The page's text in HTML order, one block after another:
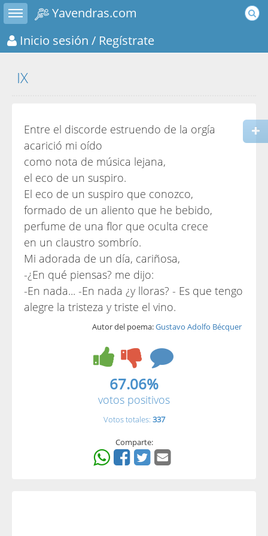
Toggle sidebar
Yavendras.com
Inicio sesión / Regístrate
IX
Entre el discorde estruendo de la orgía
acarició mi oído
como nota de música lejana,
el eco de un suspiro.
El eco de un suspiro que conozco,
formado de un aliento que he bebido,
perfume de una flor que oculta crece
en un claustro sombrío.
Mi adorada de un día, cariñosa,
-¿En qué piensas? me dijo:
-En nada... -En nada ¿y lloras? - Es que tengo
alegre la tristeza y triste el vino.
Autor del poema:Gustavo Adolfo Bécquer
67.06%
votos positivos
Votos totales: 337
Comparte: